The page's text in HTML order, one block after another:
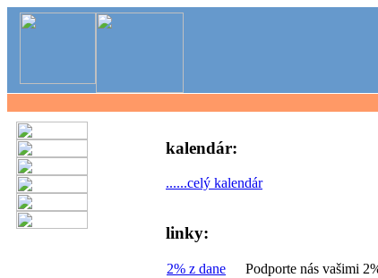
kalendár:
......celý kalendár
linky:
2% z dane
Podporte nás vašimi